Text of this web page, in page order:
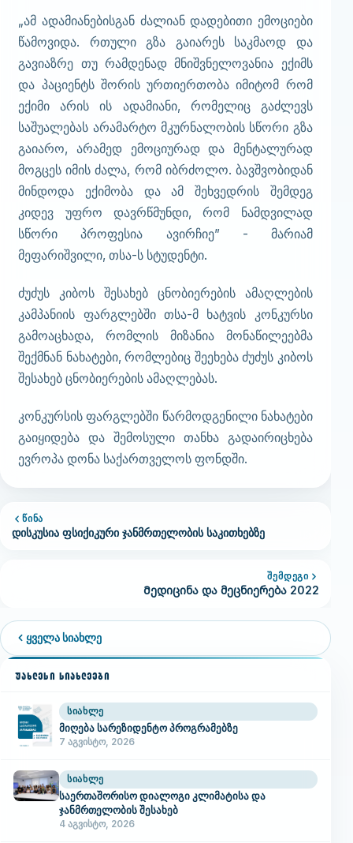
„ამ ადამიანებისგან ძალიან დადებითი ემოციები
წამოვიდა. რთული გზა გაიარეს საკმაოდ და
გავიაზრე თუ რამდენად მნიშვნელოვანია ექიმს
და პაციენტს შორის ურთიერთობა იმიტომ რომ
ექიმი არის ის ადამიანი, რომელიც გაძლევს
საშუალებას არამარტო მკურნალობის სწორი გზა
გაიარო, არამედ ემოციურად და მენტალურად
მოგცეს იმის ძალა, რომ იბრძოლო. ბავშვობიდან
მინდოდა ექიმობა და ამ შეხვედრის შემდეგ
კიდევ უფრო დავრწმუნდი, რომ ნამდვილად
სწორი პროფესია ავირჩიე” - მარიამ
მეფარიშვილი, თსა-ს სტუდენტი.
ძუძუს კიბოს შესახებ ცნობიერების ამაღლების
კამპანიის ფარგლებში თსა-მ ხატვის კონკურსი
გამოაცხადა, რომლის მიზანია მონაწილეებმა
შექმნან ნახატები, რომლებიც შეეხება ძუძუს კიბოს
შესახებ ცნობიერების ამაღლებას.
კონკურსის ფარგლებში წარმოდგენილი ნახატები
გაიყიდება და შემოსული თანხა გადაირიცხება
ევროპა დონა საქართველოს ფონდში.
ᲬᲘᲜᲐ
დისკუსია ფსიქიკური ჯანმრთელობის საკითხებზე
ᲨᲔᲛᲓᲔᲒᲘ
Მედიცინა და მეცნიერება 2022
ყველა სიახლე
ᲣᲐᲮᲚᲔᲡᲘ ᲡᲘᲐᲮᲚᲔᲔᲑᲘ
ᲡᲘᲐᲮᲚᲔ
მიღება სარეზიდენტო პროგრამებზე
7 აგვისტო, 2026
ᲡᲘᲐᲮᲚᲔ
საერთაშორისო დიალოგი კლიმატისა და
ჯანმრთელობის შესახებ
4 აგვისტო, 2026